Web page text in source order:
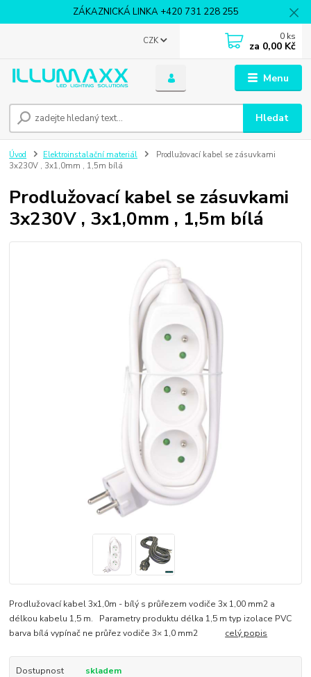
ZÁKAZNICKÁ LINKA +420 731 228 255
Menu
CZK
Hledat
0 ks
za 0,00 Kč
Úvod Elektroinstalační materiál
Prodlužovací kabel se zásuvkami
3x230V , 3x1,0mm , 1,5m bílá
Prodlužovací kabel se zásuvkami
3x230V , 3x1,0mm , 1,5m bílá
Prodlužovací kabel 3x1,0m - bílý s průřezem vodiče 3x 1,00 mm2 a
délkou kabelu 1,5 m. Parametry produktu délka 1,5 m typ izolace PVC
barva bílá vypínač ne průřez vodiče 3× 1,0 mm2 celý popis
Dostupnost skladem